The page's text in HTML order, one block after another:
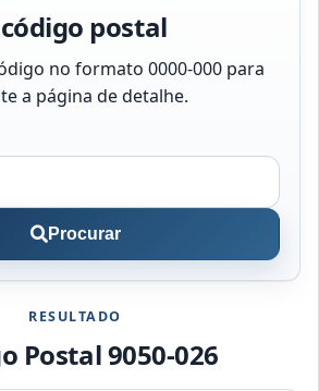
postal
no formato 0000-000 para
a página de detalhe.
Procurar
RESULTADO
Postal 9050-026